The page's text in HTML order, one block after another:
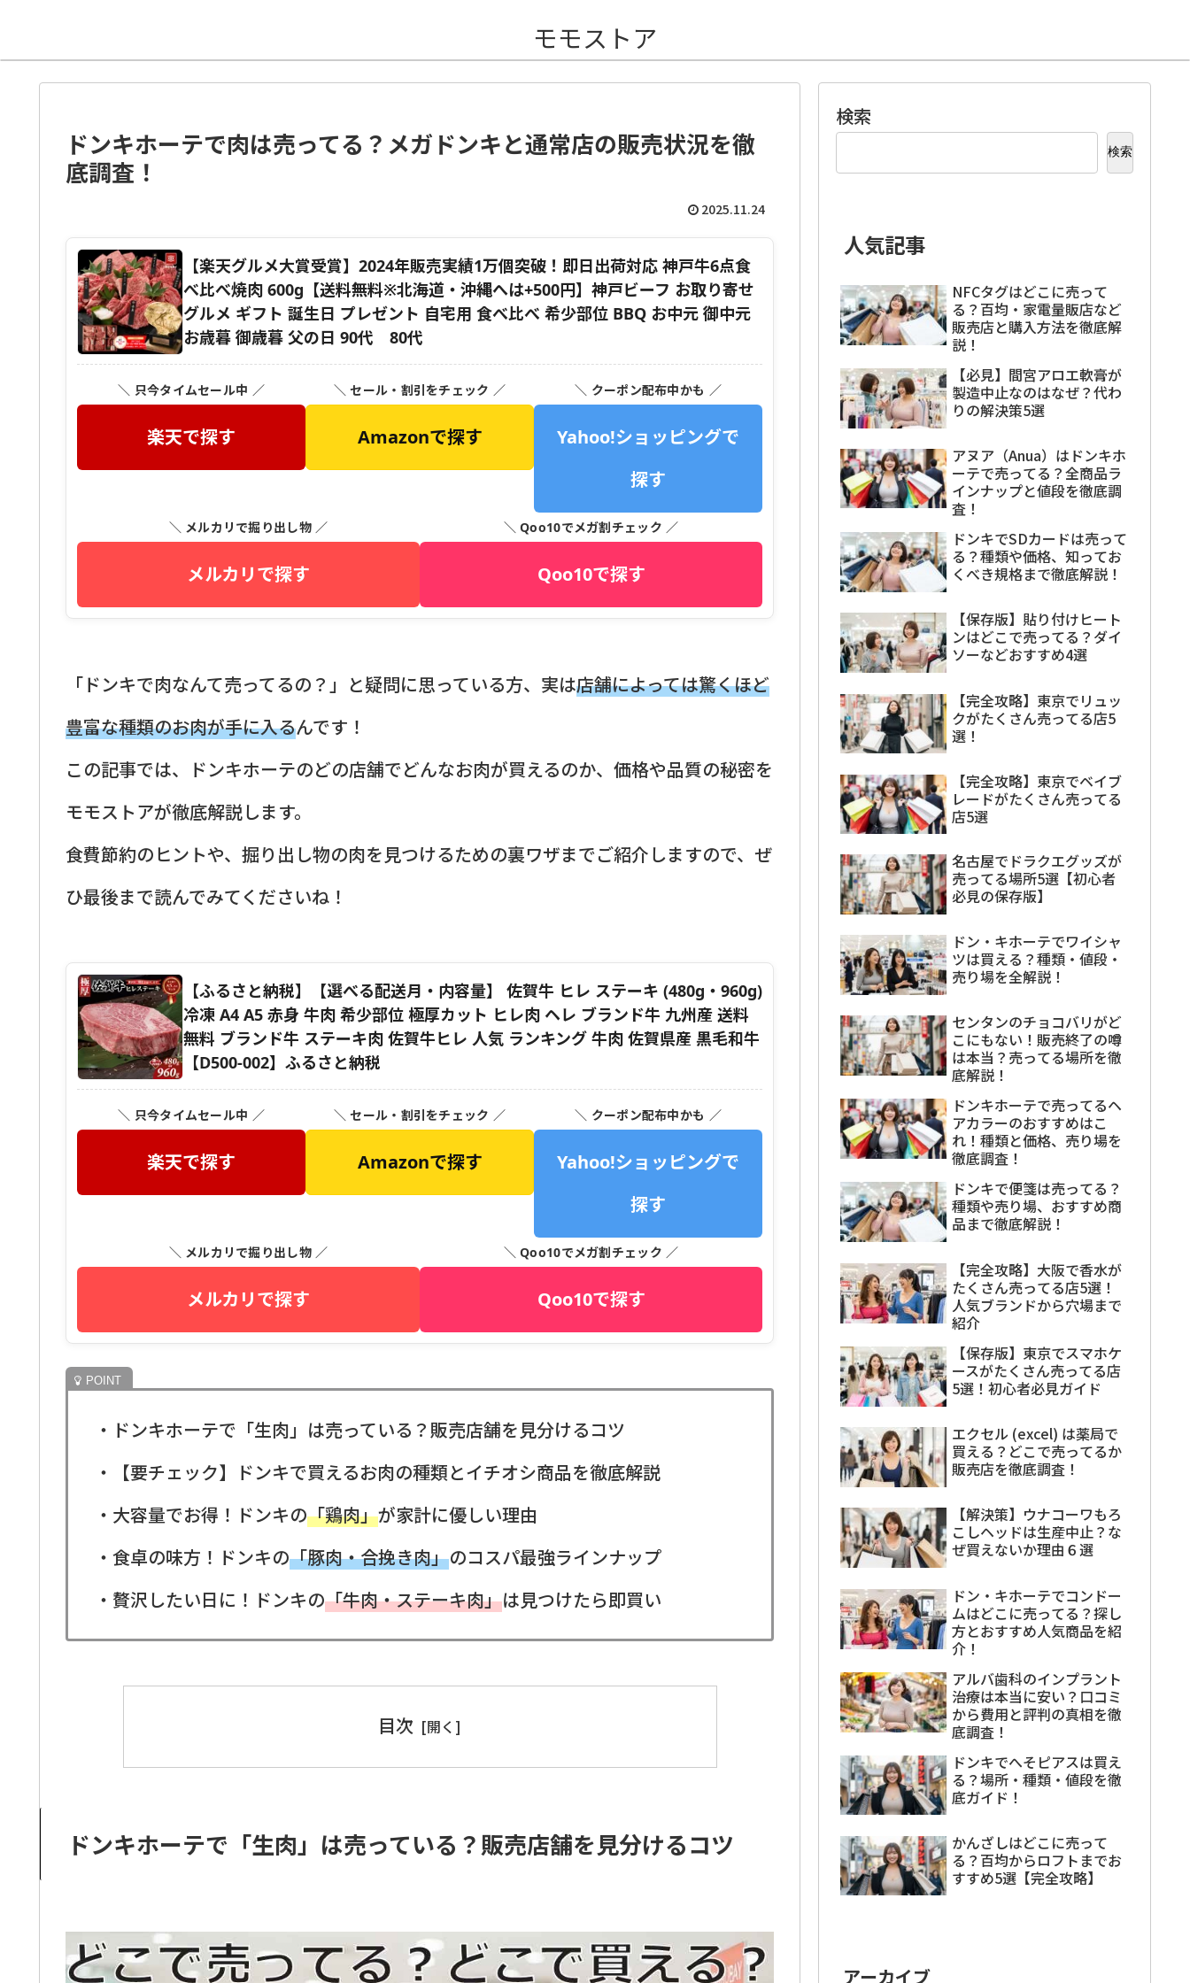
モモストア
ドンキホーテで肉は売ってる？メガドンキと通常店の販売状況を徹
底調査！
2025.11.24
【楽天グルメ大賞受賞】2024年販売実績1万個突破！即日出荷対応 神戸牛6点食
べ比べ焼肉 600g【送料無料※北海道・沖縄へは+500円】神戸ビーフ お取り寄せ
グルメ ギフト 誕生日 プレゼント 自宅用 食べ比べ 希少部位 BBQ お中元 御中元
お歳暮 御歳暮 父の日 90代 80代
＼ 只今タイムセール中 ／
楽天で探す
＼ セール・割引をチェック ／
Amazonで探す
＼ クーポン配布中かも ／
Yahoo!ショッピングで
探す
＼ メルカリで掘り出し物 ／
メルカリで探す
＼ Qoo10でメガ割チェック ／
Qoo10で探す
「ドンキで肉なんて売ってるの？」と疑問に思っている方、実は店舗によっては驚くほど
豊富な種類のお肉が手に入るんです！
この記事では、ドンキホーテのどの店舗でどんなお肉が買えるのか、価格や品質の秘密を
モモストアが徹底解説します。
食費節約のヒントや、掘り出し物の肉を見つけるための裏ワザまでご紹介しますので、ぜ
ひ最後まで読んでみてくださいね！
【ふるさと納税】【選べる配送月・内容量】 佐賀牛 ヒレ ステーキ (480g・960g)
冷凍 A4 A5 赤身 牛肉 希少部位 極厚カット ヒレ肉 ヘレ ブランド牛 九州産 送料
無料 ブランド牛 ステーキ肉 佐賀牛ヒレ 人気 ランキング 牛肉 佐賀県産 黒毛和牛
【D500-002】ふるさと納税
＼ 只今タイムセール中 ／
楽天で探す
＼ セール・割引をチェック ／
Amazonで探す
＼ クーポン配布中かも ／
Yahoo!ショッピングで
探す
＼ メルカリで掘り出し物 ／
メルカリで探す
＼ Qoo10でメガ割チェック ／
Qoo10で探す
・ドンキホーテで「生肉」は売っている？販売店舗を見分けるコツ
・【要チェック】ドンキで買えるお肉の種類とイチオシ商品を徹底解説
・大容量でお得！ドンキの「鶏肉」が家計に優しい理由
・食卓の味方！ドンキの「豚肉・合挽き肉」のコスパ最強ラインナップ
・贅沢したい日に！ドンキの「牛肉・ステーキ肉」は見つけたら即買い
目次
ドンキホーテで「生肉」は売っている？販売店舗を見分けるコツ
検索
検索
人気記事
NFCタグはどこに売って
る？百均・家電量販店など
販売店と購入方法を徹底解
説！
【必見】間宮アロエ軟膏が
製造中止なのはなぜ？代わ
りの解決策5選
アヌア（Anua）はドンキホ
ーテで売ってる？全商品ラ
インナップと値段を徹底調
査！
ドンキでSDカードは売って
る？種類や価格、知ってお
くべき規格まで徹底解説！
【保存版】貼り付けヒート
ンはどこで売ってる？ダイ
ソーなどおすすめ4選
【完全攻略】東京でリュッ
クがたくさん売ってる店5
選！
【完全攻略】東京でベイブ
レードがたくさん売ってる
店5選
名古屋でドラクエグッズが
売ってる場所5選【初心者
必見の保存版】
ドン・キホーテでワイシャ
ツは買える？種類・値段・
売り場を全解説！
センタンのチョコバリがど
こにもない！販売終了の噂
は本当？売ってる場所を徹
底解説！
ドンキホーテで売ってるヘ
アカラーのおすすめはこ
れ！種類と価格、売り場を
徹底調査！
ドンキで便箋は売ってる？
種類や売り場、おすすめ商
品まで徹底解説！
【完全攻略】大阪で香水が
たくさん売ってる店5選！
人気ブランドから穴場まで
紹介
【保存版】東京でスマホケ
ースがたくさん売ってる店
5選！初心者必見ガイド
エクセル (excel) は薬局で
買える？どこで売ってるか
販売店を徹底調査！
【解決策】ウナコーワもろ
こしヘッドは生産中止？な
ぜ買えないか理由６選
ドン・キホーテでコンドー
ムはどこに売ってる？探し
方とおすすめ人気商品を紹
介！
アルバ歯科のインプラント
治療は本当に安い？口コミ
から費用と評判の真相を徹
底調査！
ドンキでへそピアスは買え
る？場所・種類・値段を徹
底ガイド！
かんざしはどこに売って
る？百均からロフトまでお
すすめ5選【完全攻略】
アーカイブ